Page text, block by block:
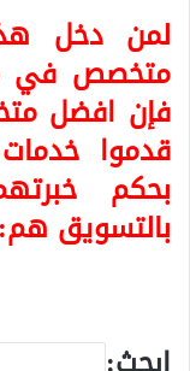
لمن دخل
متخصص في
فإن افضل
قدموا
بالتسويق هم: